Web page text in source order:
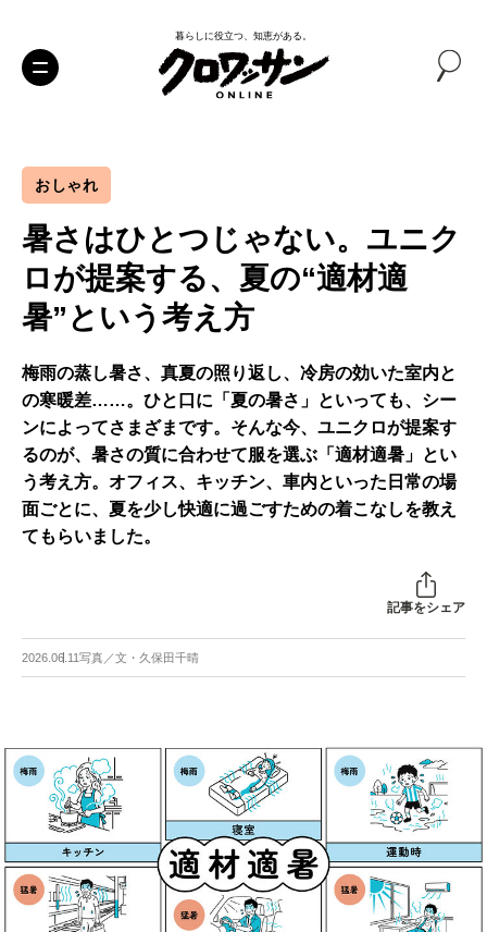
暮らしに役立つ、知恵がある。
おしゃれ
暑さはひとつじゃない。ユニク
ロが提案する、夏の“適材適
暑”という考え方
梅雨の蒸し暑さ、真夏の照り返し、冷房の効いた室内と
の寒暖差……。ひと口に「夏の暑さ」といっても、シー
ンによってさまざまです。そんな今、ユニクロが提案す
るのが、暑さの質に合わせて服を選ぶ「適材適暑」とい
う考え方。オフィス、キッチン、車内といった日常の場
面ごとに、夏を少し快適に過ごすための着こなしを教え
てもらいました。
記事をシェア
2026.06.11写真／文・久保田千晴